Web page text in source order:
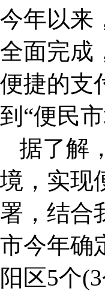
今年以来
全面完成
便捷的支
到“便民
据了解
境，实现
署，结合
市今年确
阳区5个